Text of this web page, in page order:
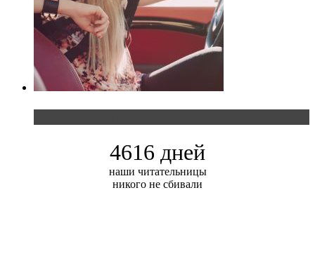
4616 дней
наши читательницы
никого не сбивали